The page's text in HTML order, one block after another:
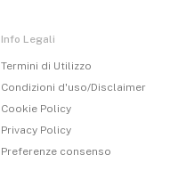
Info Legali
Termini di Utilizzo
Condizioni d'uso/Disclaimer
Cookie Policy
Privacy Policy
Preferenze consenso